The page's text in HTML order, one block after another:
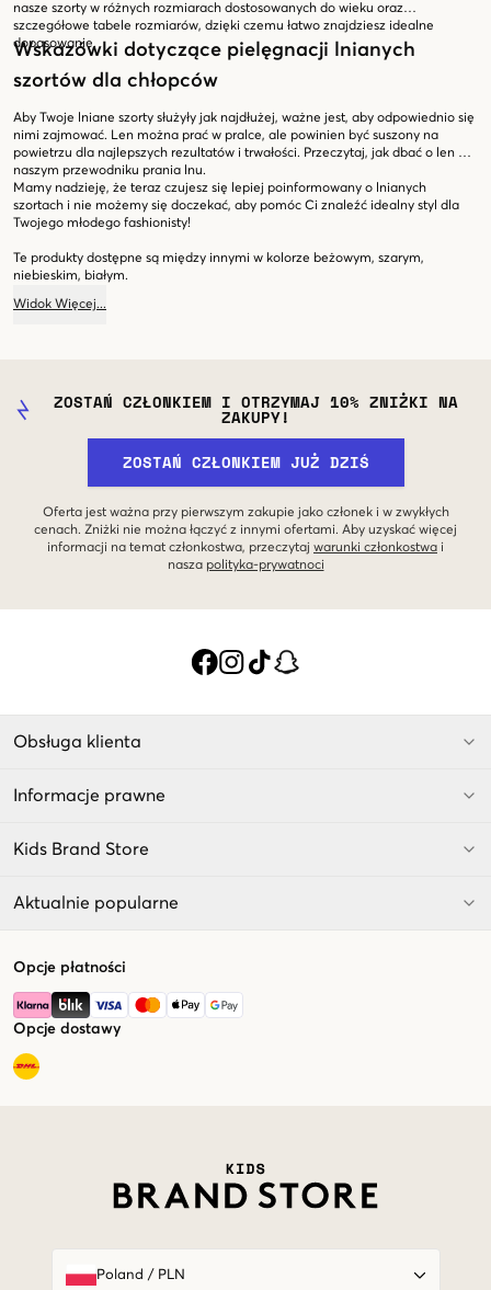
nasze szorty w różnych rozmiarach dostosowanych do wieku oraz
szczegółowe tabele rozmiarów, dzięki czemu łatwo znajdziesz idealne
dopasowanie.
Wskazówki dotyczące pielęgnacji lnianych
szortów dla chłopców
Aby Twoje lniane szorty służyły jak najdłużej, ważne jest, aby odpowiednio się
nimi zajmować. Len można prać w pralce, ale powinien być suszony na
powietrzu dla najlepszych rezultatów i trwałości. Przeczytaj, jak dbać o len w
naszym przewodniku prania lnu.
Mamy nadzieję, że teraz czujesz się lepiej poinformowany o lnianych
szortach i nie możemy się doczekać, aby pomóc Ci znaleźć idealny styl dla
Twojego młodego fashionisty!
Te produkty dostępne są między innymi w kolorze beżowym, szarym,
niebieskim, białym.
Widok Więcej...
ZOSTAŃ CZŁONKIEM I OTRZYMAJ 10% ZNIŻKI NA
ZAKUPY!
ZOSTAŃ CZŁONKIEM JUŻ DZIŚ
Oferta jest ważna przy pierwszym zakupie jako członek i w zwykłych
cenach. Zniżki nie można łączyć z innymi ofertami. Aby uzyskać więcej
informacji na temat członkostwa, przeczytaj warunki członkostwa i
nasza polityka-prywatnoci
Obsługa klienta
Informacje prawne
Kids Brand Store
Aktualnie popularne
Opcje płatności
Opcje dostawy
Poland / PLN